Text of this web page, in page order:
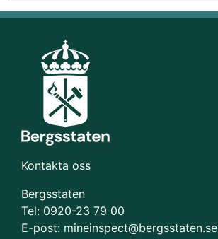
Kontakta oss
Bergsstaten
Tel: 0920-23 79 00
E-post: mineinspect@bergsstaten.se